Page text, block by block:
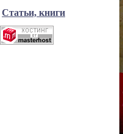
Статьи, книги